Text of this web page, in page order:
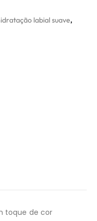
labial suave,
toque de cor